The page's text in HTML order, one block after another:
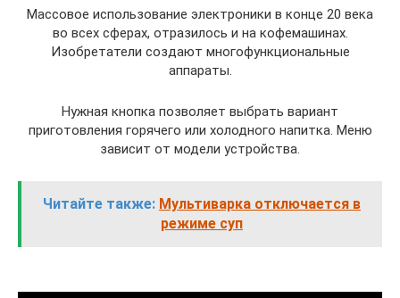
Массовое использование электроники в конце 20 века
во всех сферах, отразилось и на кофемашинах.
Изобретатели создают многофункциональные
аппараты.
Нужная кнопка позволяет выбрать вариант
приготовления горячего или холодного напитка. Меню
зависит от модели устройства.
Читайте также: Мультиварка отключается в
режиме суп